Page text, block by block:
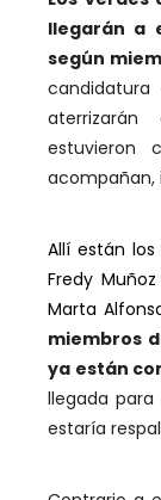
llegarán a
según
candidatura
estuvieron
acompañan,
Allí están los
Fredy
Marta
miembros
ya están
llegada
estaría